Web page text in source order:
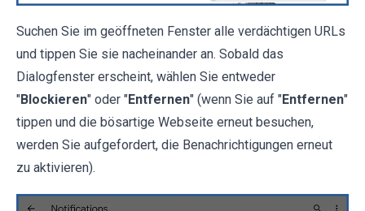
Suchen Sie im geöffneten Fenster alle verdächtigen URLs
und tippen Sie sie nacheinander an. Sobald das
Dialogfenster erscheint, wählen Sie entweder
"Blockieren" oder "Entfernen" (wenn Sie auf "Entfernen"
tippen und die bösartige Webseite erneut besuchen,
werden Sie aufgefordert, die Benachrichtigungen erneut
zu aktivieren).